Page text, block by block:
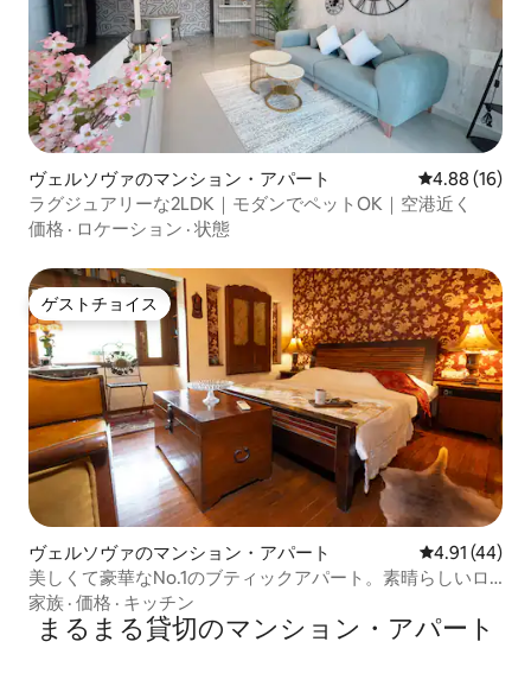
ヴェルソヴァのマンション・アパート レビュー16
4.88 (16)
ラグジュアリーな2LDK｜モダンでペットOK｜空港近く
価格 · ロケーション · 状態
ゲストチョイス
ゲストチョイス
ヴェルソヴァのマンション・アパート レビュー44
4.91 (44)
美しくて豪華なNo.1のブティックアパート。素晴らしいロ
ケーションです
家族 · 価格 · キッチン
まるまる貸切のマンション・アパート